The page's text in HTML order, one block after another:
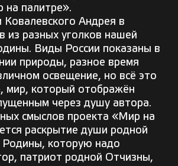
на палитре».
Ковалевского Андрея в
из разных уголков нашей
Виды России показаны в
природы, разное время
освещение, но всё это
мир, который отображён
через душу автора.
смыслов проекта «Мир на
раскрытие души родной
Родины, которую надо
патриот родной Отчизны,